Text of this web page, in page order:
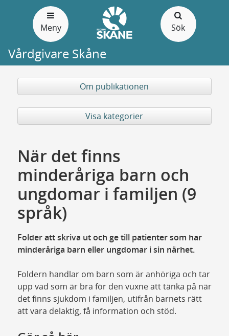
Meny Sök
Vårdgivare Skåne
Om publikationen
Visa kategorier
När det finns
minderåriga barn och
ungdomar i familjen (9
språk)
Folder att skriva ut och ge till patienter som har
minderåriga barn eller ungdomar i sin närhet.
Foldern handlar om barn som är anhöriga och tar
upp vad som är bra för den vuxne att tänka på när
det finns sjukdom i familjen, utifrån barnets rätt
att vara delaktig, få information och stöd.